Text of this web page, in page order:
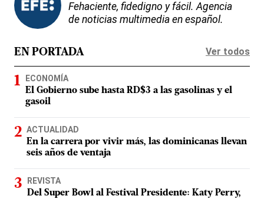
Fehaciente, fidedigno y fácil. Agencia
de noticias multimedia en español.
EN PORTADA Ver todos
ECONOMÍA
El Gobierno sube hasta RD$3 a las gasolinas y el
gasoil
ACTUALIDAD
En la carrera por vivir más, las dominicanas llevan
seis años de ventaja
REVISTA
Del Super Bowl al Festival Presidente: Katy Perry,